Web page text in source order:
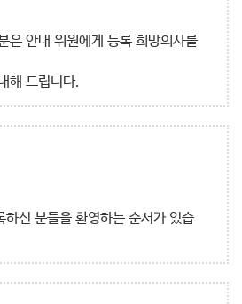
은 안내 위원에게 등록 희망의사를
해 드립니다.
하신 분들을 환영하는 순서가 있습